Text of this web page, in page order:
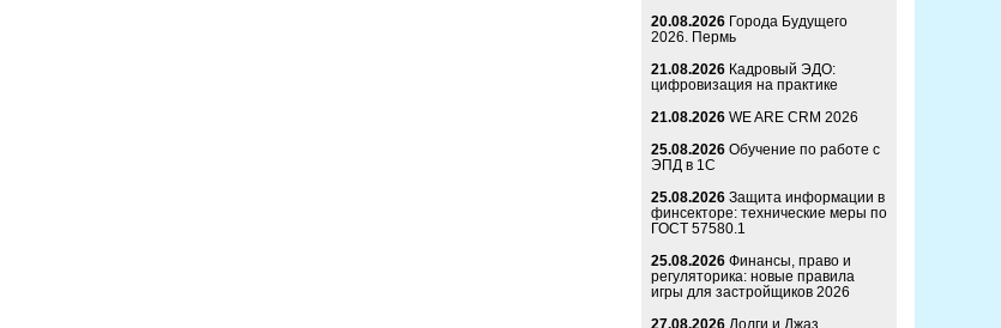
20.08.2026 Города Будущего
2026. Пермь
21.08.2026 Кадровый ЭДО:
цифровизация на практике
21.08.2026 WE ARE CRM 2026
25.08.2026 Обучение по работе с
ЭПД в 1С
25.08.2026 Защита информации в
финсекторе: технические меры по
ГОСТ 57580.1
25.08.2026 Финансы, право и
регуляторика: новые правила
игры для застройщиков 2026